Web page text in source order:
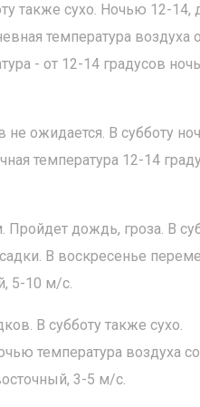
также сухо. Ночью 12-14,
температура воздуха
- от 12-14 градусов
ожидается. В субботу
температура 12-14
Пройдет дождь, гроза. В
В воскресенье
5-10 м/с.
В субботу также сухо.
температура воздуха
3-5 м/с.